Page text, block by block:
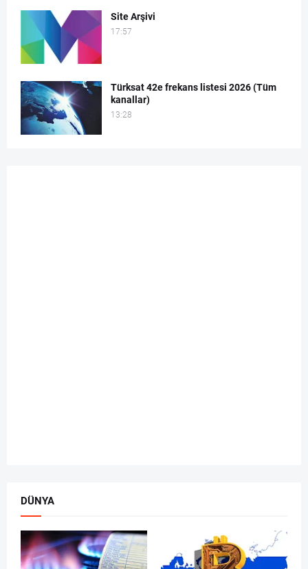
Site Arşivi
17:57
Türksat 42e frekans listesi 2026 (Tüm
kanallar)
13:28
DÜNYA